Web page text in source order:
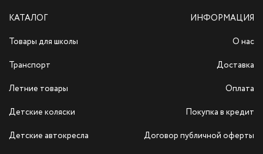
КАТАЛОГ
Товары для школы
Транспорт
Летние товары
Детские коляски
Детские автокресла
ИНФОРМАЦИЯ
О нас
Доставка
Оплата
Покупка в кредит
Договор публичной оферты